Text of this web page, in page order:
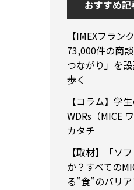
おすすめ
【IMEXフラ
73,000件の商
つながり」を
歩く
【コラム】学
WDRs（MICE
カタチ
【取材】「ソ
か？すべての
る”食”のバリ